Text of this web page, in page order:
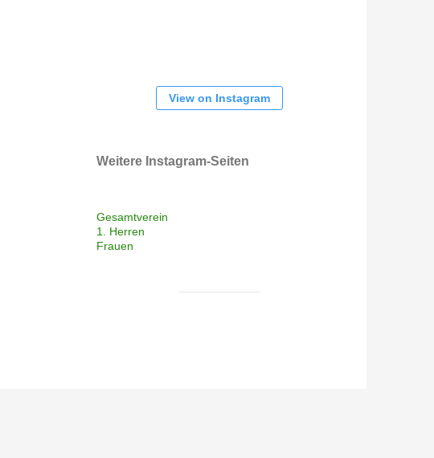
View on Instagram
Weitere Instagram-Seiten
Gesamtverein
1. Herren
Frauen